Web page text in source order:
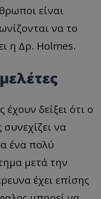
είναι
να το
η Δρ. Holmes.
έχουν δείξει ότι ο
να
ένα πολύ
μετά την
έχει επίσης